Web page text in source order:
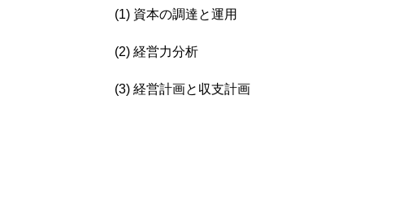
(1) 資本の調達と運用
(2) 経営力分析
(3) 経営計画と収支計画